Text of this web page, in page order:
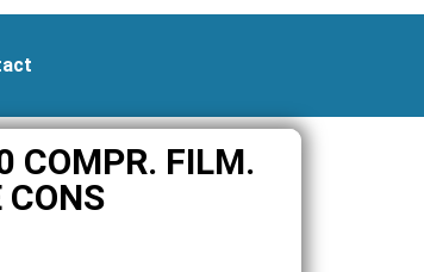
COMPR. FILM.